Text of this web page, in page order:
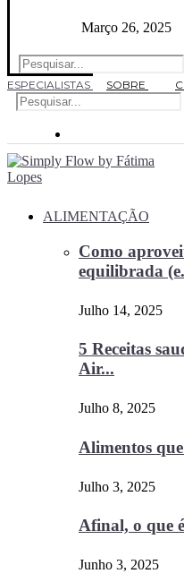
Março 26, 2025
ESPECIALISTAS
SOBRE
ALIMENTAÇÃO
Como
equilibrada
Julho 14, 2025
5 Receitas
Air...
Julho 8, 2025
Alimentos
Julho 3, 2025
Afinal, o que
Junho 3, 2025